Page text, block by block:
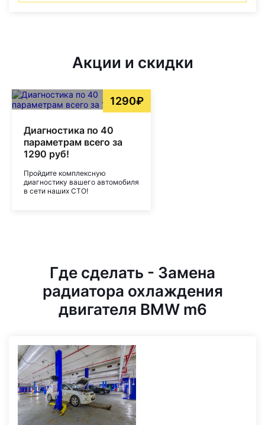
Акции и скидки
1290₽
Диагностика по 40
параметрам всего за
1290 руб!
Пройдите комплексную
диагностику вашего автомобиля
в сети наших СТО!
Где сделать - Замена
радиатора охлаждения
двигателя BMW m6